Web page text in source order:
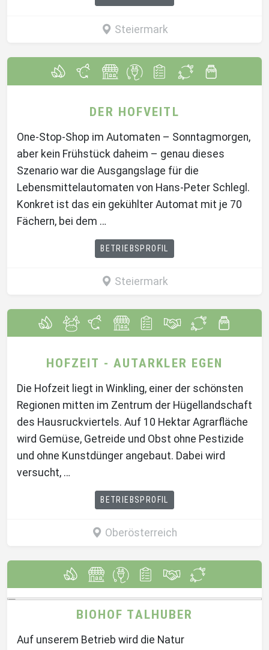
Steiermark
DER HOFVEITL
One-Stop-Shop im Automaten – Sonntagmorgen,
aber kein Frühstück daheim – genau dieses
Szenario war die Ausgangslage für die
Lebensmittelautomaten von Hans-Peter Schlegl.
Konkret ist das ein gekühlter Automat mit je 70
Fächern, bei dem …
BETRIEBSPROFIL
Steiermark
HOFZEIT - AUTARKLER EGEN
Die Hofzeit liegt in Winkling, einer der schönsten
Regionen mitten im Zentrum der Hügellandschaft
des Hausruckviertels. Auf 10 Hektar Agrarfläche
wird Gemüse, Getreide und Obst ohne Pestizide
und ohne Kunstdünger angebaut. Dabei wird
versucht, …
BETRIEBSPROFIL
Oberösterreich
BIOHOF TALHUBER
Auf unserem Betrieb wird die Natur